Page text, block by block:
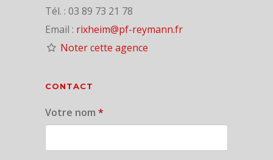
Tél. : 03 89 73 21 78
Email : rixheim@pf-reymann.fr
Noter cette agence
CONTACT
Votre nom *